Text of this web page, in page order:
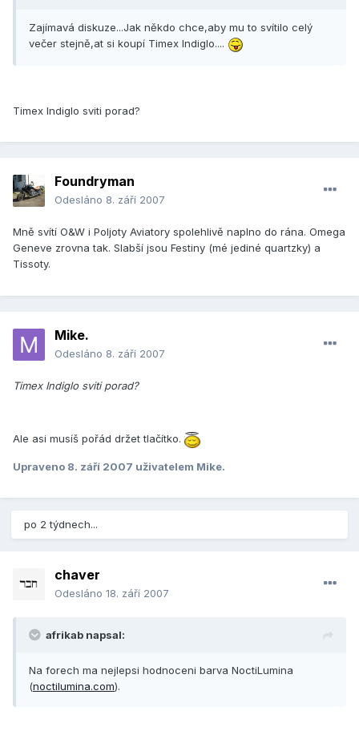
Zajímavá diskuze...Jak někdo chce,aby mu to svítilo celý
večer stejně,at si koupí Timex Indiglo....
Timex Indiglo sviti porad?
Foundryman
Odesláno 8. září 2007
Mně svítí O&W i Poljoty Aviatory spolehlivě naplno do rána. Omega
Geneve zrovna tak. Slabší jsou Festiny (mé jediné quartzky) a
Tissoty.
Mike.
Odesláno 8. září 2007
Timex Indiglo sviti porad?
Ale asi musíš pořád držet tlačítko.
Upraveno 8. září 2007 uživatelem Mike.
po 2 týdnech...
chaver
Odesláno 18. září 2007
afrikab napsal:
Na forech ma nejlepsi hodnoceni barva NoctiLumina
(noctilumina.com).